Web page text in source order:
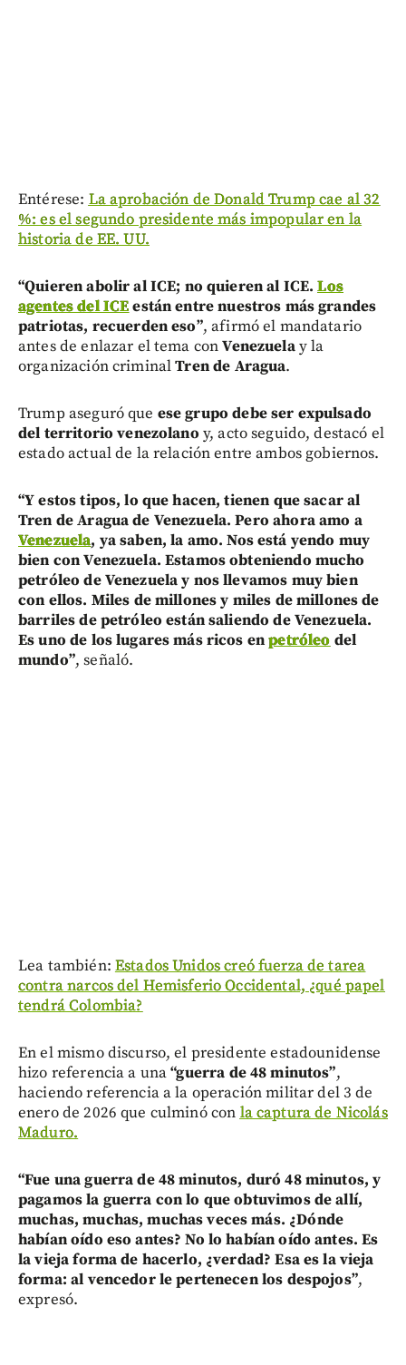
Entérese: La aprobación de Donald Trump cae al 32
%: es el segundo presidente más impopular en la
historia de EE. UU.
“Quieren abolir al ICE; no quieren al ICE.Los
agentes del ICEestán entre nuestros más grandes
patriotas, recuerden eso”, afirmó el mandatario
antes de enlazar el tema conVenezuelay la
organización criminalTren de Aragua.
Trump aseguró que ese grupo debe ser expulsado
del territorio venezolano y, acto seguido, destacó el
estado actual de la relación entre ambos gobiernos.
“Y estos tipos, lo que hacen, tienen que sacar al
Tren de Aragua de Venezuela. Pero ahora amo a
Venezuela, ya saben, la amo. Nos está yendo muy
bien con Venezuela. Estamos obteniendo mucho
petróleo de Venezuela y nos llevamos muy bien
con ellos. Miles de millones y miles de millones de
barriles de petróleo están saliendo de Venezuela.
Es uno de los lugares más ricos enpetróleo del
mundo”, señaló.
Lea también: Estados Unidos creó fuerza de tarea
contra narcos del Hemisferio Occidental, ¿qué papel
tendrá Colombia?
En el mismo discurso, el presidente estadounidense
hizo referencia a una“guerra de 48 minutos”,
haciendo referencia a la operación militar del 3 de
enero de 2026 que culminó con la captura de Nicolás
Maduro.
“Fue una guerra de 48 minutos, duró 48 minutos, y
pagamos la guerra con lo que obtuvimos de allí,
muchas, muchas, muchas veces más. ¿Dónde
habían oído eso antes? No lo habían oído antes. Es
la vieja forma de hacerlo, ¿verdad? Esa es la vieja
forma: al vencedor le pertenecen los despojos”,
expresó.